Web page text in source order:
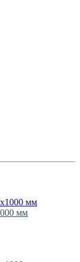
мм